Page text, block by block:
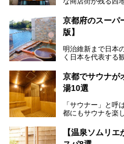
ます。今回案内す
出湯」と「若の湯
れた歴史ある建物
漁師町や商店街で
ます。
───
この記事は京都府
京都府のスーパ
版】
明治維新まで日本
く日本を代表する
今回は、そんな京
湯を紹介します。
部でレジャー気
ー銭湯を探してみ
京都でサウナが
湯10選
「サウナー」と
都にもサウナを楽
自分の好きなサウ
ナを体感してみた
【温泉ソムリ